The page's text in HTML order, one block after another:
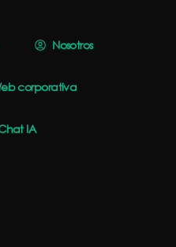
Nosotros
corporativa
IA